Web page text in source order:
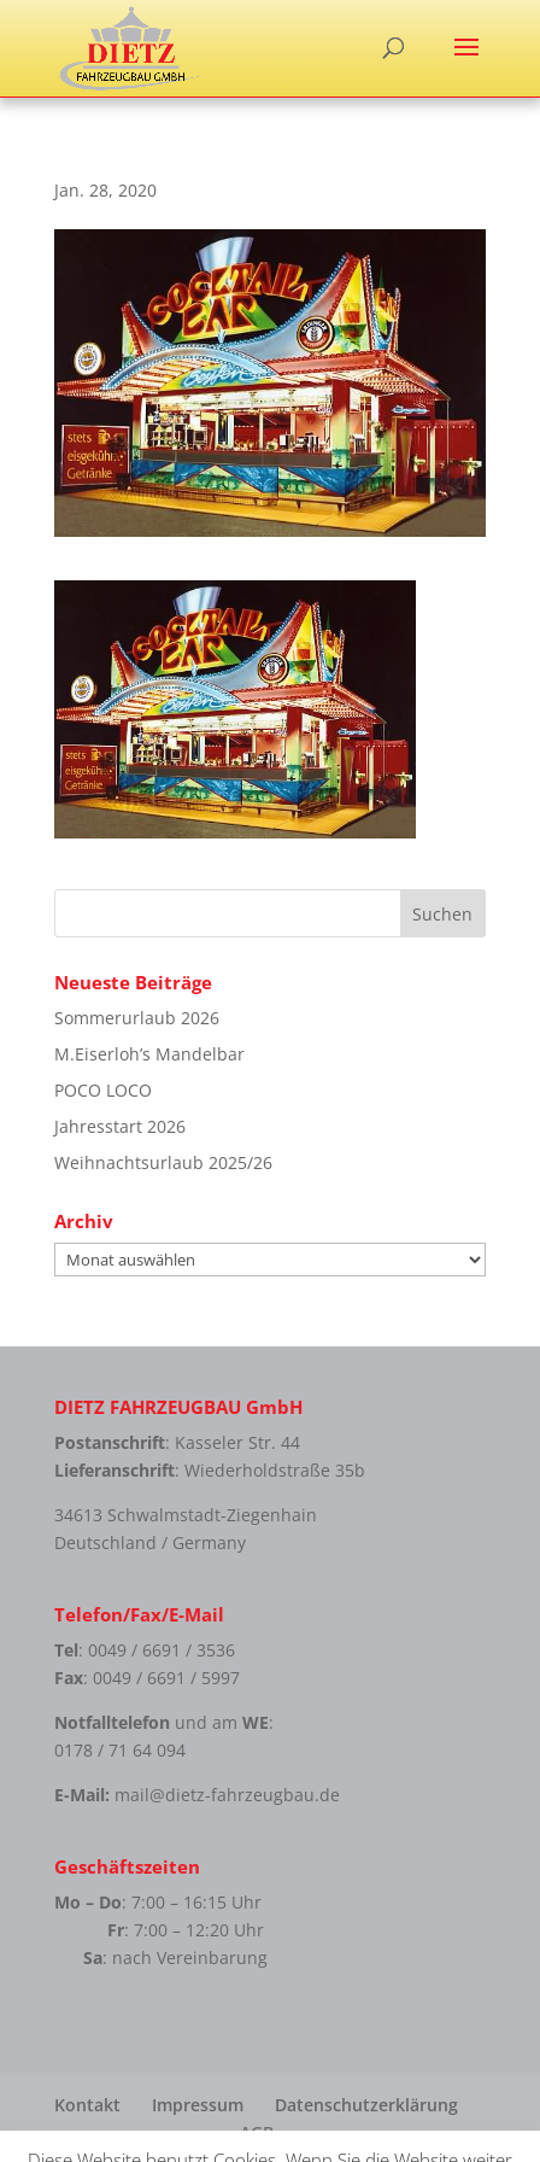
Jan. 28, 2020
Neueste Beiträge
Sommerurlaub 2026
M.Eiserloh’s Mandelbar
POCO LOCO
Jahresstart 2026
Weihnachtsurlaub 2025/26
Archiv
Archiv
DIETZ FAHRZEUGBAU GmbH
Postanschrift: Kasseler Str. 44
Lieferanschrift: Wiederholdstraße 35b
34613 Schwalmstadt-Ziegenhain
Deutschland / Germany
Telefon/Fax/E-Mail
Tel: 0049 / 6691 / 3536
Fax: 0049 / 6691 / 5997
Notfalltelefon und am WE:
0178 / 71 64 094
E-Mail: mail@dietz-fahrzeugbau.de
Geschäftszeiten
Mo – Do: 7:00 – 16:15 Uhr
Fr: 7:00 – 12:20 Uhr
Sa: nach Vereinbarung
Kontakt Impressum
Datenschutzerklärung
AGB